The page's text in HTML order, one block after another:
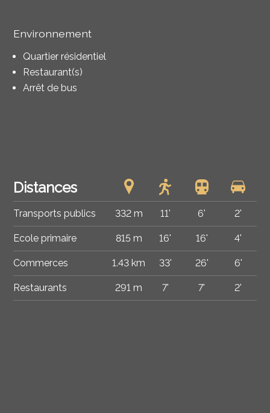
Environnement
Quartier résidentiel
Restaurant(s)
Arrêt de bus
Distances
Transports publics 332 m 11' 6' 2'
Ecole primaire 815 m 16' 16' 4'
Commerces 1.43 km 33' 26' 6'
Restaurants 291 m 7' 7' 2'